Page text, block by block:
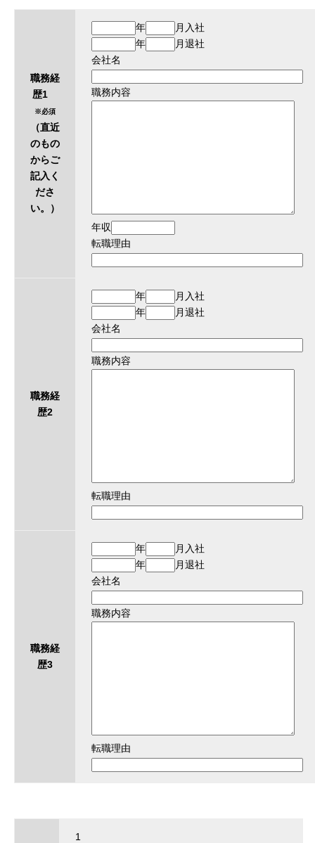
職務経
歴1
※必須
（直近
のもの
からご
記入く
ださ
い。）
年
月入社
年
月退社
会社名
職務内容
年収
転職理由
職務経
歴2
年
月入社
年
月退社
会社名
職務内容
転職理由
職務経
歴3
年
月入社
年
月退社
会社名
職務内容
転職理由
1